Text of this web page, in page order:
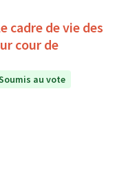
cadre de vie des
cour de
au vote